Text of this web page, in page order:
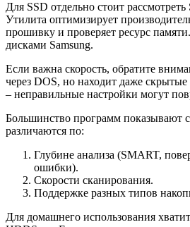
Для SSD отдельно стоит
Утилита оптимизирует
прошивку и проверяет ресурс
дисками Samsung.
Если важна скорость, обратите
через DOS, но находит даже
– неправильные настройки могут
Большинство программ показывают
различаются по:
Глубине анализа (SMART,
ошибки).
Скорости сканирования.
Поддержке разных типов
Для домашнего использования